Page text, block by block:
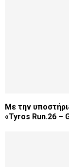
Με την
«Tyros Run.26 –